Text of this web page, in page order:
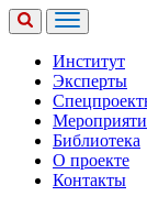
Институт
Эксперты
Библиотека
О проекте
Контакты